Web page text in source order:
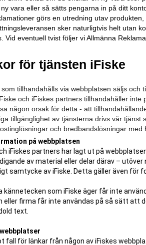
vara eller så sätts pengarna in på ditt
görs en utredning utav
sker naturligtvis helt utan
Vid eventuell tvist följer vi Allmänna
för tjänsten iFiske
tillhandahålls via webbplatsen säljs
och iFiskes partners tillhandahåller
någon orsak för detta - att
tillgänglighet av tjänsterna drivs vår
och bredbandslösningar med
på webbplatsen
iFiskes partners har lagt ut på
av material eller delar därav –
samtycke av iFiske. Detta gäller även för
kännetecken som iFiske äger får inte
eller firma får inte användas på så sätt att
text.
fall för länkar från någon av iFiskes